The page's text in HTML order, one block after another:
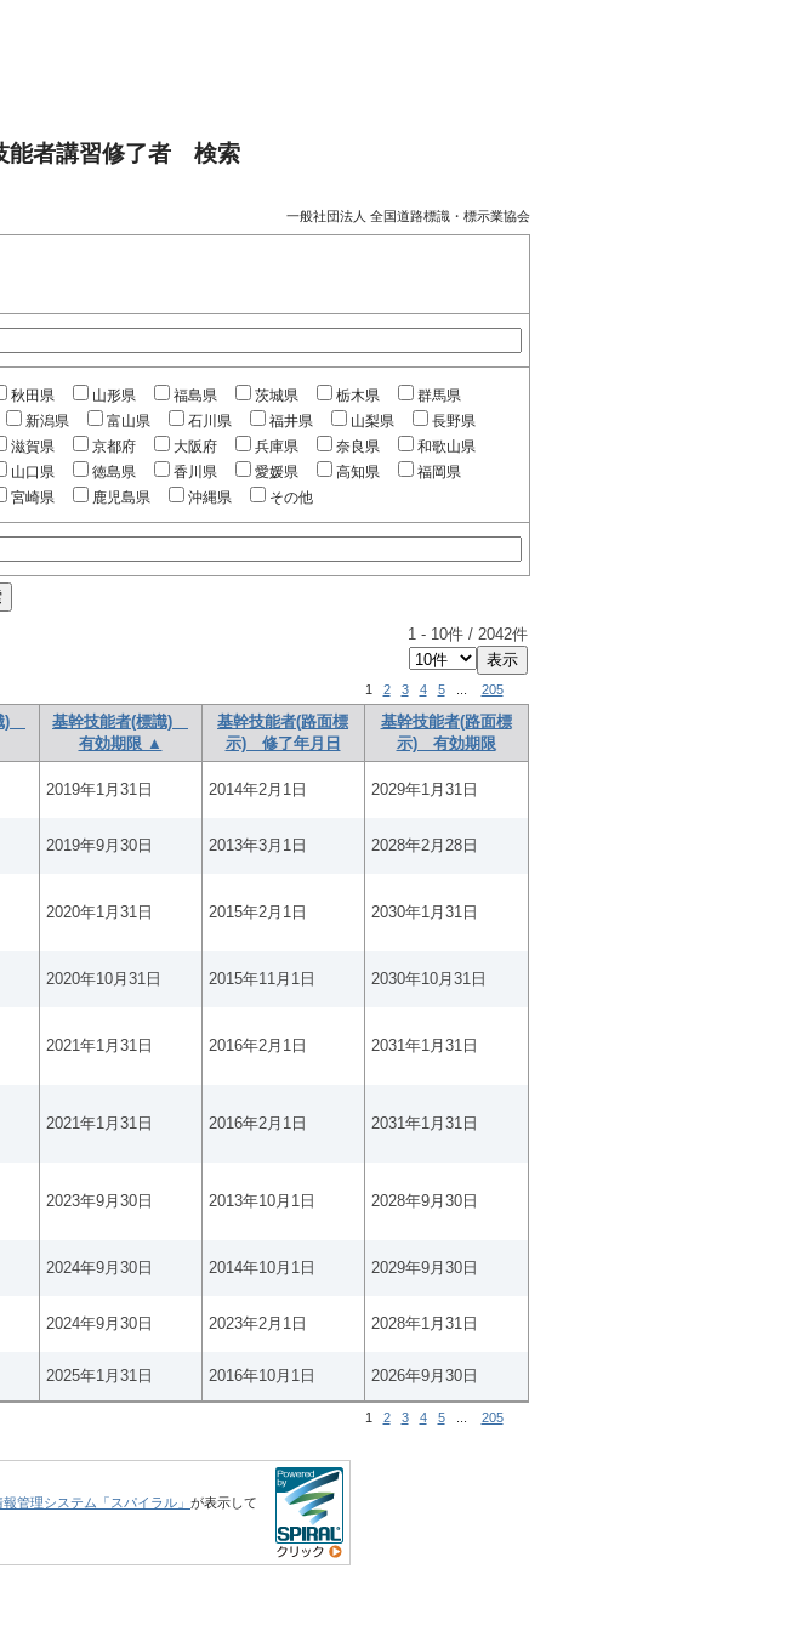
能者講習修了者 検索
一般社団法人 全国道路標識・標示業協会
秋田県 山形県 福島県 茨城県 栃木県
群馬県
新潟県 富山県 石川県 福井県 山梨県
長野県
滋賀県 京都府 大阪府 兵庫県 奈良県
和歌山県
山口県 徳島県 香川県 愛媛県 高知県
福岡県
宮崎県 鹿児島県 沖縄県 その他
1- 10件 / 2042件
1 2 3 4 5 205
)
基幹技能者(標識)
有効期限 ▲
基幹技能者(路面標
示) 修了年月日
基幹技能者(路面標
示) 有効期限
2019年1月31日 2014年2月1日 2029年1月31日
2019年9月30日 2013年3月1日 2028年2月28日
2020年1月31日 2015年2月1日 2030年1月31日
2020年10月31日 2015年11月1日 2030年10月31日
2021年1月31日 2016年2月1日 2031年1月31日
2021年1月31日 2016年2月1日 2031年1月31日
2023年9月30日 2013年10月1日 2028年9月30日
2024年9月30日 2014年10月1日 2029年9月30日
2024年9月30日 2023年2月1日 2028年1月31日
2025年1月31日 2016年10月1日 2026年9月30日
1 2 3 4 5 205
報管理システム「スパイラル」 が表示して